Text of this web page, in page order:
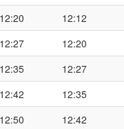
12:20 12:12
12:27 12:20
12:35 12:27
12:42 12:35
12:50 12:42